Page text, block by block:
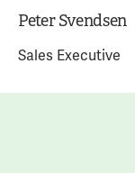
Peter Svendsen
Sales Executive